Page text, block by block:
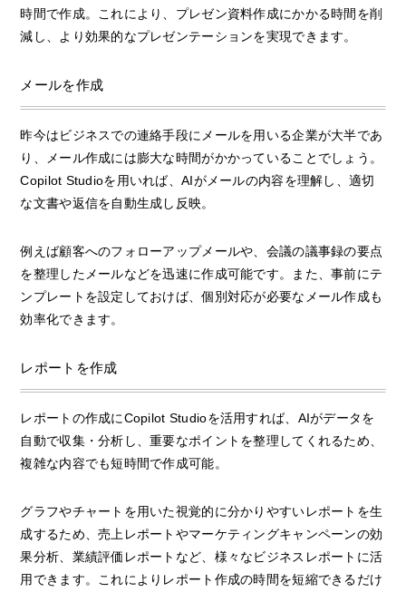
時間で作成。これにより、プレゼン資料作成にかかる時間を削
減し、より効果的なプレゼンテーションを実現できます。
メールを作成
昨今はビジネスでの連絡手段にメールを用いる企業が大半であ
り、メール作成には膨大な時間がかかっていることでしょう。
Copilot Studioを用いれば、AIがメールの内容を理解し、適切
な文書や返信を自動生成し反映。
例えば顧客へのフォローアップメールや、会議の議事録の要点
を整理したメールなどを迅速に作成可能です。また、事前にテ
ンプレートを設定しておけば、個別対応が必要なメール作成も
効率化できます。
レポートを作成
レポートの作成にCopilot Studioを活用すれば、AIがデータを
自動で収集・分析し、重要なポイントを整理してくれるため、
複雑な内容でも短時間で作成可能。
グラフやチャートを用いた視覚的に分かりやすいレポートを生
成するため、売上レポートやマーケティングキャンペーンの効
果分析、業績評価レポートなど、様々なビジネスレポートに活
用できます。これによりレポート作成の時間を短縮できるだけ